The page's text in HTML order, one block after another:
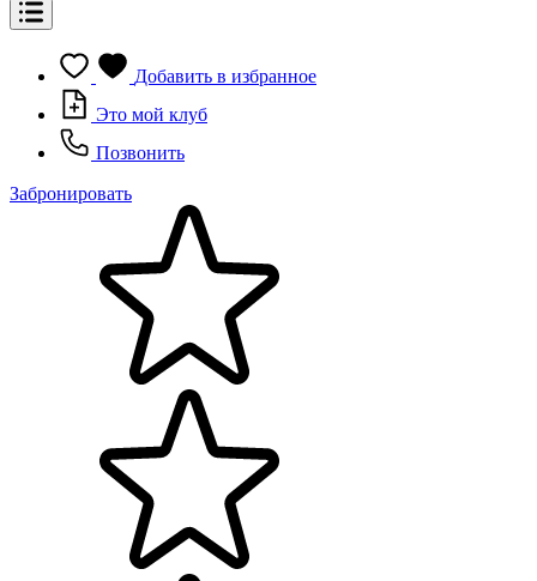
Добавить в избранное
Это мой клуб
Позвонить
Забронировать